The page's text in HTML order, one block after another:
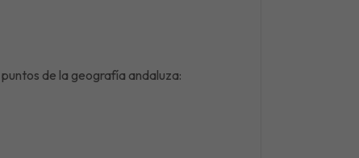
de la geografía andaluza: